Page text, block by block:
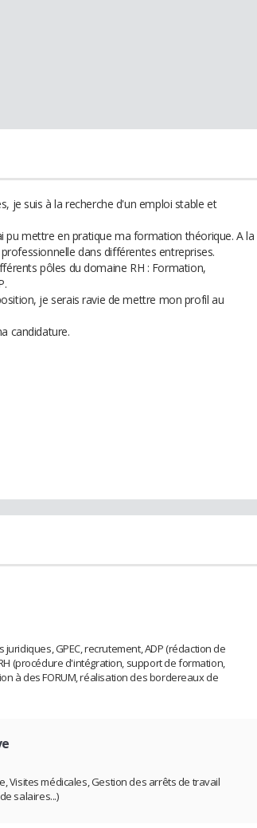
je suis à la recherche d'un emploi stable et
mettre en pratique ma formation théorique. A la
dans différentes entreprises.
pôles du domaine RH : Formation,
je serais ravie de mettre mon profil au
candidature.
GPEC, recrutement, ADP (rédaction de
(procédure d'intégration, support de formation,
à des FORUM, réalisation des bordereaux de
Visites médicales, Gestion des arrêts de travail
salaires...)